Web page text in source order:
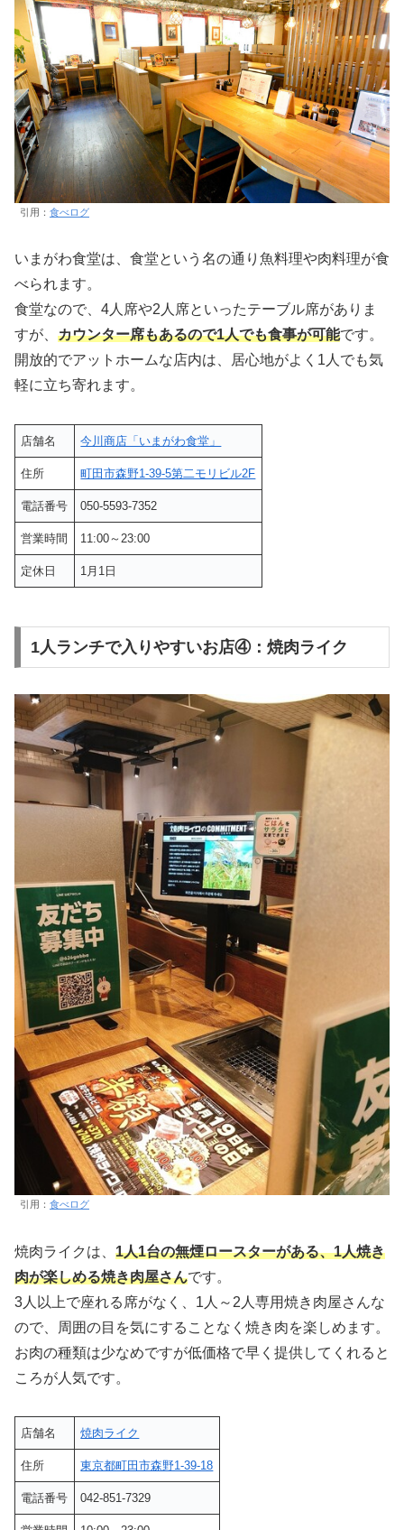
引用： 食べログ
いまがわ食堂は、食堂という名の通り魚料理や肉料理が食
べられます。
食堂なので、4人席や2人席といったテーブル席がありま
すが、 カウンター席もあるので1人でも食事が可能です。
開放的でアットホームな店内は、居心地がよく1人でも気
軽に立ち寄れます。
店舗名 今川商店「いまがわ食堂」
住所 町田市森野1-39-5第二モリビル2F
電話番号 050-5593-7352
営業時間 11:00～23:00
定休日 1月1日
1人ランチで入りやすいお店④：焼肉ライク
引用： 食べログ
焼肉ライクは、 1人1台の無煙ロースターがある、1人焼き
肉が楽しめる焼き肉屋さんです。
3人以上で座れる席がなく、1人～2人専用焼き肉屋さんな
ので、周囲の目を気にすることなく焼き肉を楽しめます。
お肉の種類は少なめですが低価格で早く提供してくれると
ころが人気です。
店舗名 焼肉ライク
住所 東京都町田市森野1-39-18
電話番号 042-851-7329